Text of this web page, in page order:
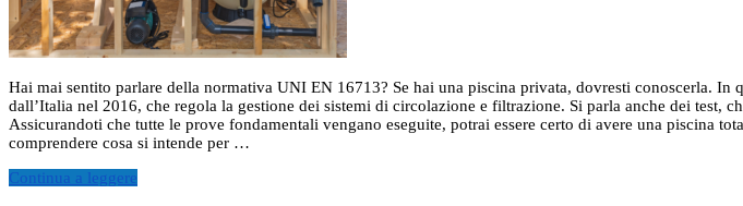
Hai mai sentito parlare della normativa UNI EN 16713? Se hai una piscina privata, dovresti conoscerla.
dall’Italia nel 2016, che regola la gestione dei sistemi di circolazione e filtrazione. Si parla anche dei
Assicurandoti che tutte le prove fondamentali vengano eseguite, potrai essere certo di avere una piscina
comprendere cosa si intende per …
Continua a leggere